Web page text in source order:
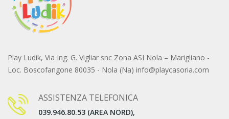
Play Ludik, Via Ing. G. Vigliar snc Zona ASI Nola – Marigliano -
Loc. Boscofangone 80035 - Nola (Na) info@playcasoria.com
ASSISTENZA TELEFONICA
039.946.80.53 (AREA NORD),